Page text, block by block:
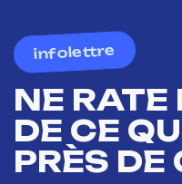
infolettre
NE RATE
DE CE
PRÈS DE